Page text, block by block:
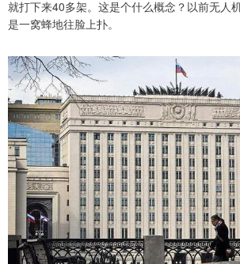
就打下来40多架。这是个什么概念？以前无人
是一窝蜂地往脸上扑。